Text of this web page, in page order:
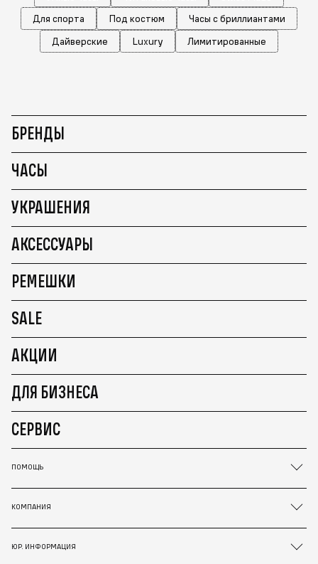
Для спорта
Под костюм
Часы с бриллиантами
Дайверские
Luxury Лимитированные
БРЕНДЫ
ЧАСЫ
УКРАШЕНИЯ
АКСЕССУАРЫ
РЕМЕШКИ
SALE
АКЦИИ
ДЛЯ БИЗНЕСА
СЕРВИС
ПОМОЩЬ
КОМПАНИЯ
ЮР. ИНФОРМАЦИЯ